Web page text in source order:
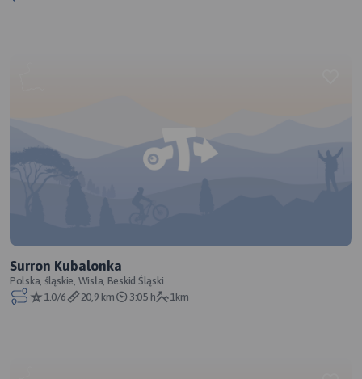
Surron Kubalonka
Polska, śląskie, Wisła, Beskid Śląski
1.0/6
20,9 km 3:05 h 1km